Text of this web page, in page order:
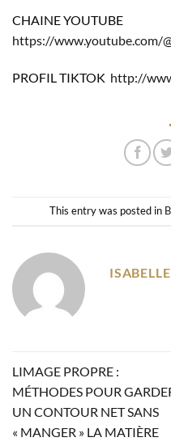
CHAINE YOUTUBE
https://www.youtube.com/
PROFIL TIKTOK http://
This entry was posted in
LIMAGE PROPRE :
MÉTHODES POUR
UN CONTOUR NET SANS
« MANGER » LA MATIÈRE